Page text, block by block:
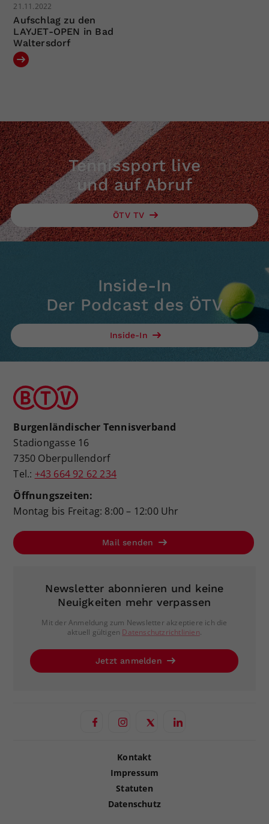
21.11.2022
Aufschlag zu den
LAYJET-OPEN in Bad
Waltersdorf
Tennissport live
und auf Abruf
ÖTV TV
Inside-In
Der Podcast des ÖTV
Inside-In
Burgenländischer Tennisverband
Stadiongasse 16
7350 Oberpullendorf
Tel.: +43 664 92 62 234
Öffnungszeiten:
Montag bis Freitag: 8:00 – 12:00 Uhr
Mail senden
Newsletter abonnieren und keine
Neuigkeiten mehr verpassen
Mit der Anmeldung zum Newsletter akzeptiere ich die
aktuell gültigen Datenschutzrichtlinien.
Jetzt anmelden
Kontakt
Impressum
Statuten
Datenschutz